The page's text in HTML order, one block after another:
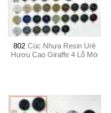
802 Cúc Nhựa Resin Urê
Hươu Cao Giraffe 4 Lỗ Mờ